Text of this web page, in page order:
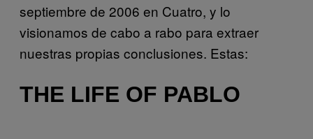
septiembre de 2006 en Cuatro, y lo
visionamos de cabo a rabo para extraer
nuestras propias conclusiones. Estas:
THE LIFE OF PABLO